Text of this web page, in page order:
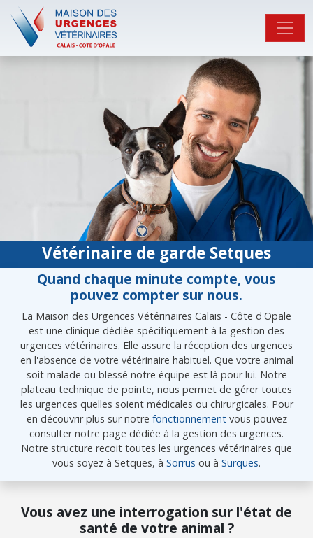
Vétérinaire de garde Setques
Quand chaque minute compte, vous
pouvez compter sur nous.
La Maison des Urgences Vétérinaires Calais - Côte d'Opale
est une clinique dédiée spécifiquement à la gestion des
urgences vétérinaires. Elle assure la réception des urgences
en l'absence de votre vétérinaire habituel. Que votre animal
soit malade ou blessé notre équipe est là pour lui. Notre
plateau technique de pointe, nous permet de gérer toutes
les urgences quelles soient médicales ou chirurgicales. Pour
en découvrir plus sur notre fonctionnementvous pouvez
consulter notre page dédiée à la gestion des urgences.
Notre structure recoit toutes les urgences vétérinaires que
vous soyez à Setques, à Sorrus ou à Surques.
Vous avez une interrogation sur l'état de
santé de votre animal ?